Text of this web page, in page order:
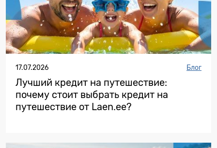
17.07.2026 Блог
Лучший кредит на путешествие:
почему стоит выбрать кредит на
путешествие от Laen.ee?